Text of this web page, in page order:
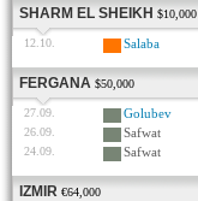
SHARM EL SHEIKH $10,000
12.10. Salaba
FERGANA $50,000
27.09. Golubev
26.09. Safwat
24.09. Safwat
IZMIR €64,000